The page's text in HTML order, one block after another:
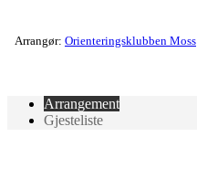
Arrangør: Orienteringsklubben Moss
Arrangement
Gjesteliste